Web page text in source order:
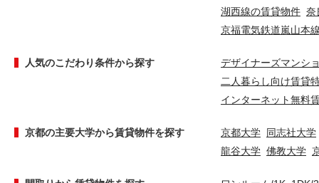
湖西線の賃貸物件 奈
京福電気鉄道嵐山本
人気のこだわり条件から探す
デザイナーズマンシ
二人暮らし向け賃貸
インターネット無料
京都の主要大学から賃貸物件を探す 京都大学 同志社大学
龍谷大学 佛教大学